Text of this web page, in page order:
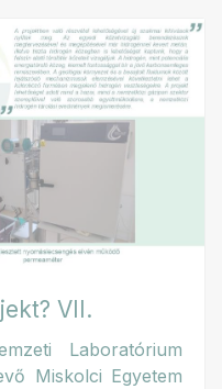
VII.
Laboratórium
Miskolci Egyetem